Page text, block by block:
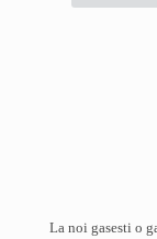
La noi gasesti o